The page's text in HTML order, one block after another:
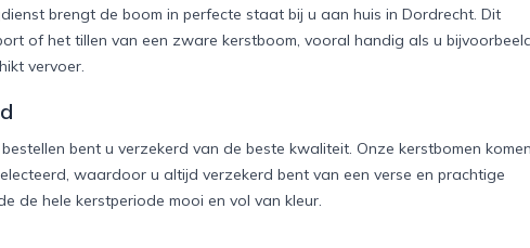
brengt de boom in perfecte staat bij u aan huis in Dordrecht. Dit
of het tillen van een zware kerstboom, vooral handig als u
vervoer.
bent u verzekerd van de beste kwaliteit. Onze kerstbomen
waardoor u altijd verzekerd bent van een verse en prachtige
de hele kerstperiode mooi en vol van kleur.